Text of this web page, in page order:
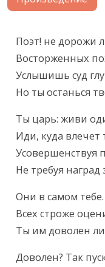
Текст
Поэт! не дорожи
Восторженных
Услышишь суд
Но ты останься
Ты царь: живи
Иди, куда влечет
Усовершенствуя
Не требуя
Они в самом
Всех строже
Ты им доволен
Доволен? Так